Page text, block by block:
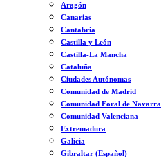
Aragón
Canarias
Cantabria
Castilla y León
Castilla-La Mancha
Cataluña
Ciudades Autónomas
Comunidad de Madrid
Comunidad Foral de Navarra
Comunidad Valenciana
Extremadura
Galicia
Gibraltar (Español)